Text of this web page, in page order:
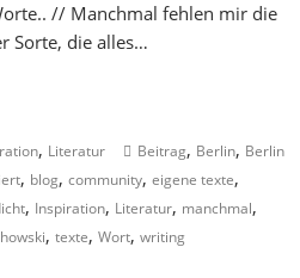
// Manchmal fehlen mir die
Sorte, die alles…
, Literatur Beitrag, Berlin, Berlin
, blog,community,eigene texte,
, Inspiration, Literatur, manchmal,
,texte,Wort,writing